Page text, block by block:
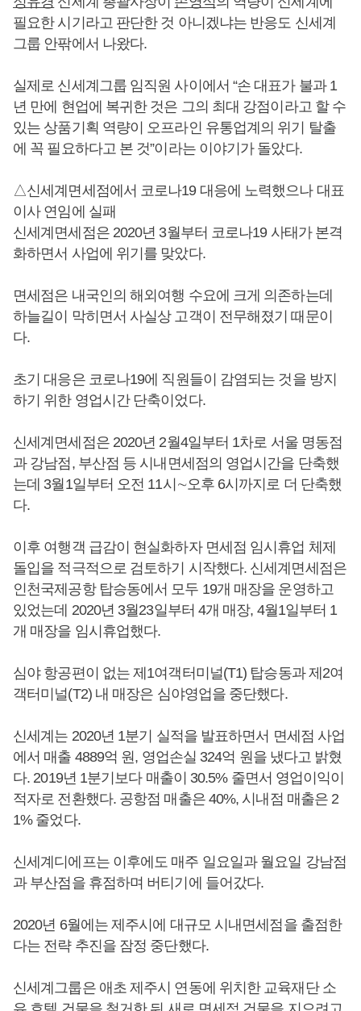
필요한 시기라고 판단한 것 아니겠냐는 반응도 신세계
그룹 안팎에서 나왔다.
실제로 신세계그룹 임직원 사이에서 “손 대표가 불과 1
년 만에 현업에 복귀한 것은 그의 최대 강점이라고 할 수
있는 상품기획 역량이 오프라인 유통업계의 위기 탈출
에 꼭 필요하다고 본 것”이라는 이야기가 돌았다.
△신세계면세점에서 코로나19 대응에 노력했으나 대표
이사 연임에 실패
신세계면세점은 2020년 3월부터 코로나19 사태가 본격
화하면서 사업에 위기를 맞았다.
면세점은 내국인의 해외여행 수요에 크게 의존하는데
하늘길이 막히면서 사실상 고객이 전무해졌기 때문이
다.
초기 대응은 코로나19에 직원들이 감염되는 것을 방지
하기 위한 영업시간 단축이었다.
신세계면세점은 2020년 2월4일부터 1차로 서울 명동점
과 강남점, 부산점 등 시내면세점의 영업시간을 단축했
는데 3월1일부터 오전 11시∼오후 6시까지로 더 단축했
다.
이후 여행객 급감이 현실화하자 면세점 임시휴업 체제
돌입을 적극적으로 검토하기 시작했다. 신세계면세점은
인천국제공항 탑승동에서 모두 19개 매장을 운영하고
있었는데 2020년 3월23일부터 4개 매장, 4월1일부터 1
개 매장을 임시휴업했다.
심야 항공편이 없는 제1여객터미널(T1) 탑승동과 제2여
객터미널(T2) 내 매장은 심야영업을 중단했다.
신세계는 2020년 1분기 실적을 발표하면서 면세점 사업
에서 매출 4889억 원, 영업손실 324억 원을 냈다고 밝혔
다. 2019년 1분기보다 매출이 30.5% 줄면서 영업이익이
적자로 전환했다. 공항점 매출은 40%, 시내점 매출은 2
1% 줄었다.
신세계디에프는 이후에도 매주 일요일과 월요일 강남점
과 부산점을 휴점하며 버티기에 들어갔다.
2020년 6월에는 제주시에 대규모 시내면세점을 출점한
다는 전략 추진을 잠정 중단했다.
신세계그룹은 애초 제주시 연동에 위치한 교육재단 소